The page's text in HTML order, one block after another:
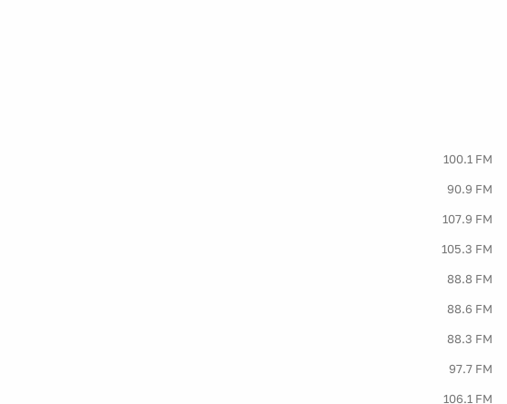
100.1 FM
90.9 FM
107.9 FM
105.3 FM
88.8 FM
88.6 FM
88.3 FM
97.7 FM
106.1 FM